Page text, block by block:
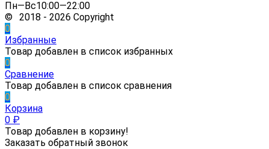
Пн—Вс10:00—22:00
© 2018 - 2026 Copyright
0
Избранные
Товар добавлен в список избранных
0
Сравнение
Товар добавлен в список сравнения
0
Корзина
0 ₽
Товар добавлен в корзину!
Заказать обратный звонок